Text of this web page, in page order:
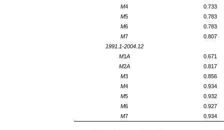
M4
0.733
M5
0.783
M6
0.783
M7
0.807
1991.1-2004.12
M1A
0.671
M2A
0.817
M3
0.856
M4
0.934
M5
0.932
M6
0.927
M7 0.934